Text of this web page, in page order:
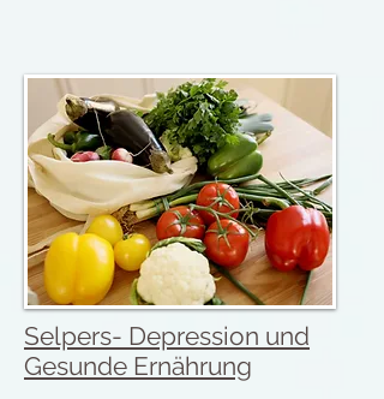
Selpers- Depression und
Gesunde Ernährung